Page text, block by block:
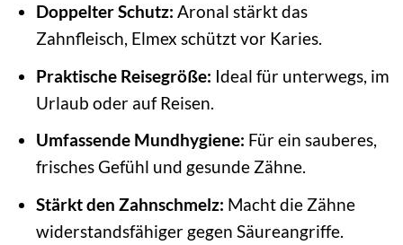
Doppelter Schutz: Aronal stärkt das
Zahnfleisch, Elmex schützt vor Karies.
Praktische Reisegröße: Ideal für unterwegs, im
Urlaub oder auf Reisen.
Umfassende Mundhygiene: Für ein sauberes,
frisches Gefühl und gesunde Zähne.
Stärkt den Zahnschmelz: Macht die Zähne
widerstandsfähiger gegen Säureangriffe.